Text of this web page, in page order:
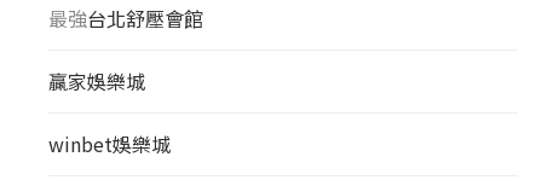
最強台北舒壓會館
贏家娛樂城
winbet娛樂城